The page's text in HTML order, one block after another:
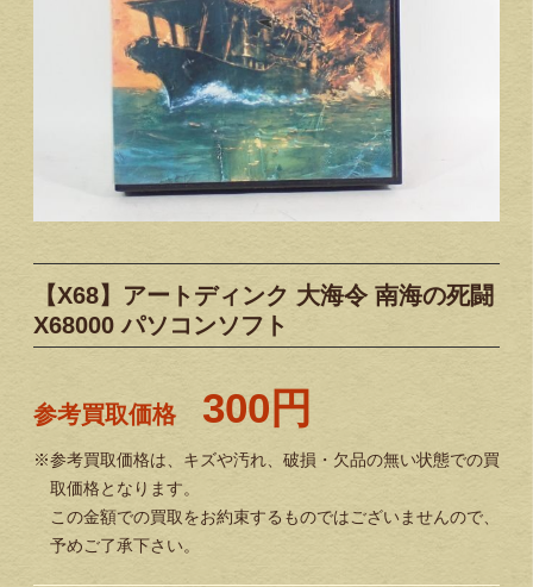
【X68】アートディンク 大海令 南海の死闘
X68000 パソコンソフト
参考買取価格 300円
※参考買取価格は、キズや汚れ、破損・欠品の無い状態での買
取価格となります。
この金額での買取をお約束するものではございませんので、
予めご了承下さい。